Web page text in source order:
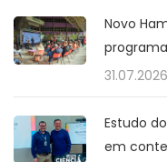
Novo
31.07.2026
Estudo
em